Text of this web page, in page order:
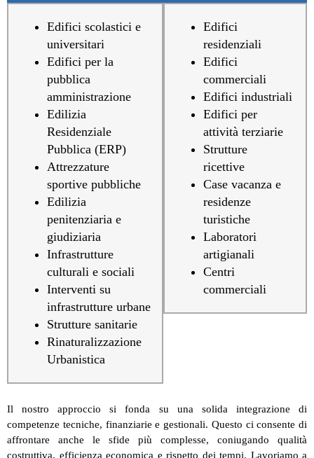
Edifici scolastici e
universitari
Edifici per la
pubblica
amministrazione
Edilizia
Residenziale
Pubblica (ERP)
Attrezzature
sportive pubbliche
Edilizia
penitenziaria e
giudiziaria
Infrastrutture
culturali e sociali
Interventi su
infrastrutture urbane
Strutture sanitarie
Rinaturalizzazione
Urbanistica
Edifici
residenziali
Edifici
commerciali
Edifici industriali
Edifici per
attività terziarie
Strutture
ricettive
Case vacanza e
residenze
turistiche
Laboratori
artigianali
Centri
commerciali
Il nostro approccio si fonda su una solida integrazione di
competenze tecniche, finanziarie e gestionali. Questo ci consente di
affrontare anche le sfide più complesse, coniugando qualità
costruttiva, efficienza economica e rispetto dei tempi. Lavoriamo a